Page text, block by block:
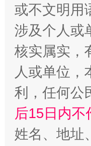
网上购药对药
或不文明用
涉及个人或
核实属实，
人或单位
利，任何公
后15日内
姓名、地址